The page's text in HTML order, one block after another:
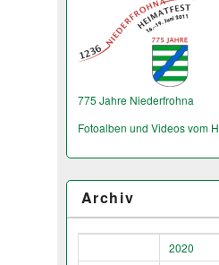
775 Jahre Niederfrohna
Fotoalben und Videos vom
Archiv
2020